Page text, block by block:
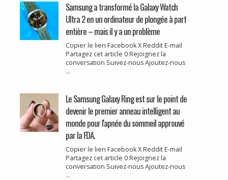
Samsung a transformé la Galaxy Watch
Ultra 2 en un ordinateur de plongée à part
entière – mais il y a un problème
Copier le lien Facebook X Reddit E-mail
Partagez cet article 0 Rejoignez la
conversation Suivez-nous Ajoutez-nous
...
Le Samsung Galaxy Ring est sur le point de
devenir le premier anneau intelligent au
monde pour l'apnée du sommeil approuvé
par la FDA.
Copier le lien Facebook X Reddit E-mail
Partagez cet article 0 Rejoignez la
conversation Suivez-nous Ajoutez-nous
...